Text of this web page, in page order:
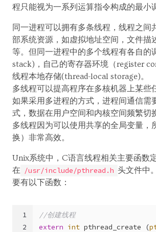
程只能视为一系列运算指令构成的最小
同一进程可以拥有多条线程，线程之间
部系统资源，如虚拟地址空间，文件描
等。但同一进程中的多个线程有各自的
stack)，自己的寄存器环境（register
线程本地存储(thread-local storage)。
多线程可以提高程序在多核机器上某些
如果采用多进程的方式，进程间通信需
式，数据在用户空间和内核空间频繁切
多线程因为可以使用共享的全局变量，
换）非常高效。
Unix系统中，C语言线程相关主要函数
在 /usr/include/pthread.h 头文件中
要有以下函数：
1
2
//创建线程
extern int pthread_create (